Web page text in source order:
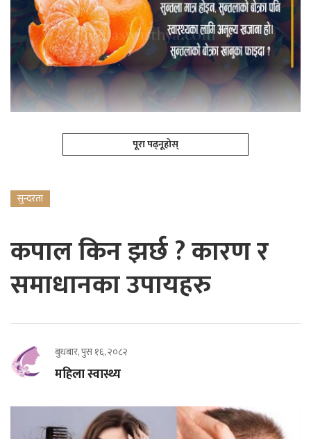
पूरा पढ्नूहोस्
सुन्दरता
कपाल किन झर्छ ? कारण र
समाधानका उपायहरु
बुधबार, पुस १६, २०८२
महिला स्वास्थ्य